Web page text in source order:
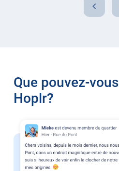
chevron_left
Que pouvez-
Hoplr?